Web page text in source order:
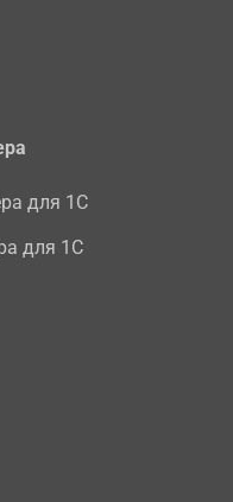
для 1С
для 1С